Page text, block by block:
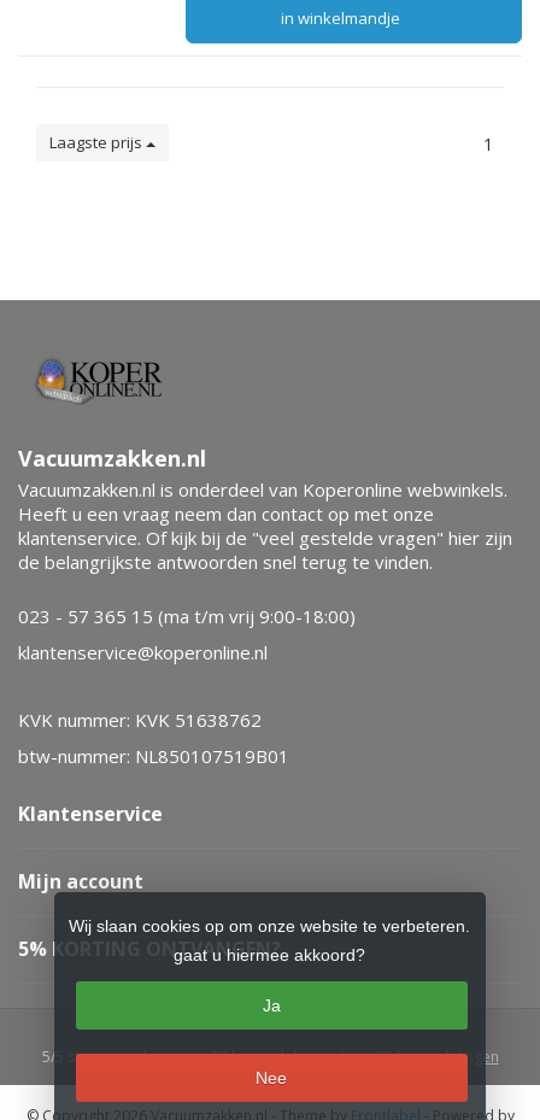
in winkelmandje
Laagste prijs 1
Vacuumzakken.nl
Vacuumzakken.nl is onderdeel van Koperonline webwinkels.
Heeft u een vraag neem dan contact op met onze
klantenservice. Of kijk bij de "veel gestelde vragen" hier zijn
de belangrijkste antwoorden snel terug te vinden.
023 - 57 365 15 (ma t/m vrij 9:00-18:00)
klantenservice@koperonline.nl
KVK nummer: KVK 51638762
btw-nummer: NL850107519B01
Klantenservice
Mijn account
5% KORTING ONTVANGEN?
5/ sterren op basis van52beoordelingen.Lees 52 beoordelingen
Wij slaan cookies op om onze website te verbeteren.
gaat u hiermee akkoord?
Ja
Nee
© Copyright 2026 Vacuumzakken.nl - Theme by Frontlabel - Powered by